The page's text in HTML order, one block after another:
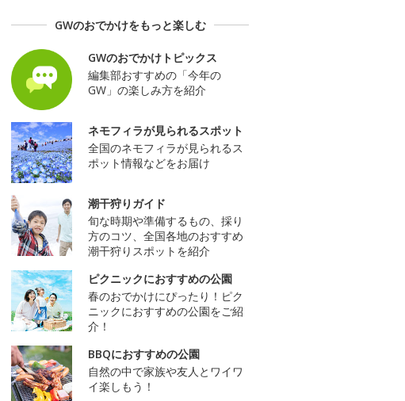
GWのおでかけをもっと楽しむ
GWのおでかけトピックス
編集部おすすめの「今年の
GW」の楽しみ方を紹介
ネモフィラが見られるスポット
全国のネモフィラが見られるス
ポット情報などをお届け
潮干狩りガイド
旬な時期や準備するもの、採り
方のコツ、全国各地のおすすめ
潮干狩りスポットを紹介
ピクニックにおすすめの公園
春のおでかけにぴったり！ピク
ニックにおすすめの公園をご紹
介！
BBQにおすすめの公園
自然の中で家族や友人とワイワ
イ楽しもう！